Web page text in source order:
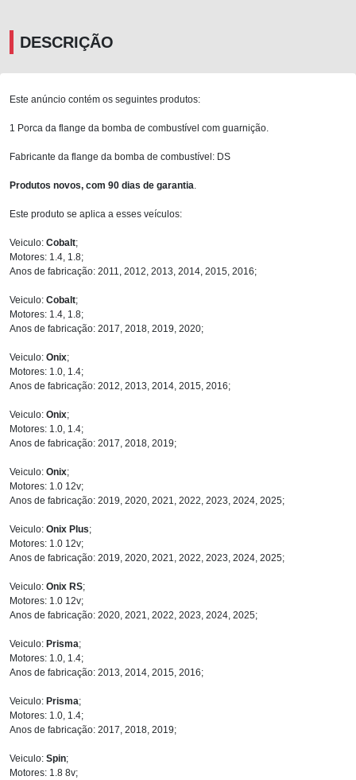
DESCRIÇÃO
Este anúncio contém os seguintes produtos:
1 Porca da flange da bomba de combustível com guarnição.
Fabricante da flange da bomba de combustível: DS
Produtos novos, com 90 dias de garantia
Este produto se aplica a esses veículos:
Veiculo: Cobalt;
Motores: 1.4, 1.8;
Anos de fabricação: 2011, 2012, 2013, 2014, 2015, 2016;
Veiculo: Cobalt;
Motores: 1.4, 1.8;
Anos de fabricação: 2017, 2018, 2019, 2020;
Veiculo: Onix;
Motores: 1.0, 1.4;
Anos de fabricação: 2012, 2013, 2014, 2015, 2016;
Veiculo: Onix;
Motores: 1.0, 1.4;
Anos de fabricação: 2017, 2018, 2019;
Veiculo: Onix;
Motores: 1.0 12v;
Anos de fabricação: 2019, 2020, 2021, 2022, 2023, 2024, 2025;
Veiculo: Onix Plus;
Motores: 1.0 12v;
Anos de fabricação: 2019, 2020, 2021, 2022, 2023, 2024, 2025;
Veiculo: Onix RS;
Motores: 1.0 12v;
Anos de fabricação: 2020, 2021, 2022, 2023, 2024, 2025;
Veiculo: Prisma;
Motores: 1.0, 1.4;
Anos de fabricação: 2013, 2014, 2015, 2016;
Veiculo: Prisma;
Motores: 1.0, 1.4;
Anos de fabricação: 2017, 2018, 2019;
Veiculo: Spin;
Motores: 1.8 8v;